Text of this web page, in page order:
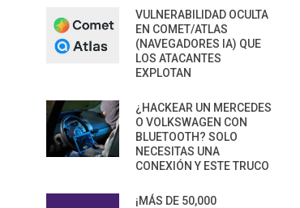
VULNERABILIDAD OCULTA
EN COMET/ATLAS
(NAVEGADORES IA) QUE
LOS ATACANTES
EXPLOTAN
¿HACKEAR UN MERCEDES
O VOLKSWAGEN CON
BLUETOOTH? SOLO
NECESITAS UNA
CONEXIÓN Y ESTE TRUCO
¡MÁS DE 50,000